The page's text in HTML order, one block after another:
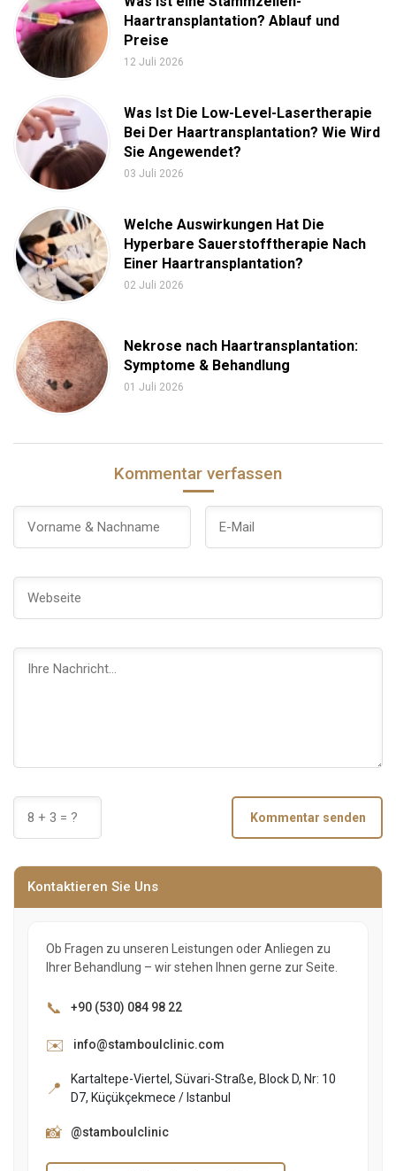
Haartransplantation? Ablauf und
Preise
12 Juli 2026
Was Ist Die Low-Level-Lasertherapie
Bei Der Haartransplantation? Wie Wird
Sie Angewendet?
03 Juli 2026
Welche Auswirkungen Hat Die
Hyperbare Sauerstofftherapie Nach
Einer Haartransplantation?
02 Juli 2026
Nekrose nach Haartransplantation:
Symptome & Behandlung
01 Juli 2026
Kommentar verfassen
Kommentar senden
Kontaktieren Sie Uns
Ob Fragen zu unseren Leistungen oder Anliegen zu
Ihrer Behandlung – wir stehen Ihnen gerne zur Seite.
📞 +90 (530) 084 98 22
✉️ info@stamboulclinic.com
📍
Kartaltepe-Viertel, Süvari-Straße, Block D, Nr: 10
D7, Küçükçekmece / Istanbul
📸 @stamboulclinic